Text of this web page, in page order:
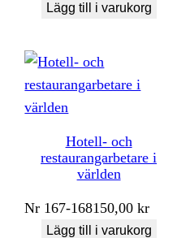
Lägg till i varukorg
Hotell- och
restaurangarbetare i
världen
Nr 167-168150,00kr
Lägg till i varukorg